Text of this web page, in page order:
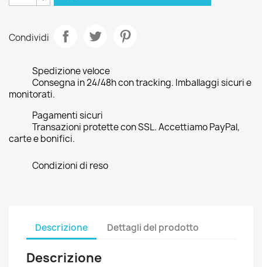
Condividi
Spedizione veloce
Consegna in 24/48h con tracking. Imballaggi sicuri e
monitorati.
Pagamenti sicuri
Transazioni protette con SSL. Accettiamo PayPal,
carte e bonifici.
Condizioni di reso
Descrizione Dettagli del prodotto
Descrizione